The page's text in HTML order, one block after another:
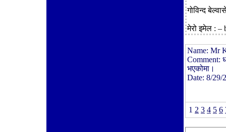
गोविन्द
मेरो इमेल : –
Name: Mr
Comment:
भएकोमा।
Date: 8/29/
1 2 3 4 5 6